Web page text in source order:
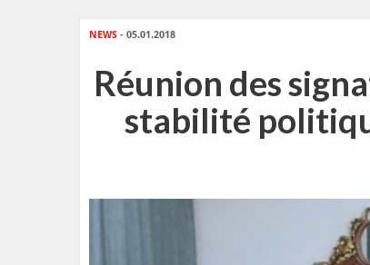
NEWS - 05.01.2018
Réunion des
stabilité